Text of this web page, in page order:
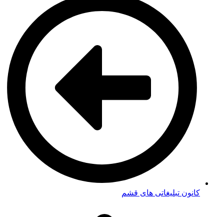
کانون تبلیغاتی های قشم